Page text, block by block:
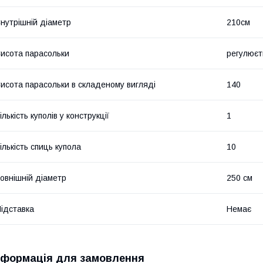
діаметр 210см
парасольки
парасольки в складеному вигляді 140
куполів у конструкції 1
спиць купола 10
діаметр 250 см
Немає
для замовлення